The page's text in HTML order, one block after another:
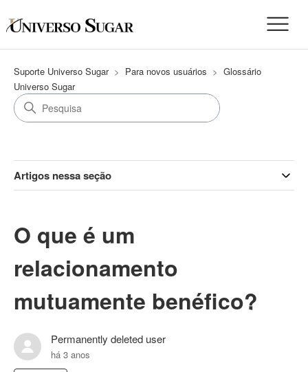
Suporte Universo Sugar Para novos usuários
Glossário
Universo Sugar
Artigos nessa seção
O que é um
relacionamento
mutuamente benéfico?
Permanently deleted user
há 3 anos